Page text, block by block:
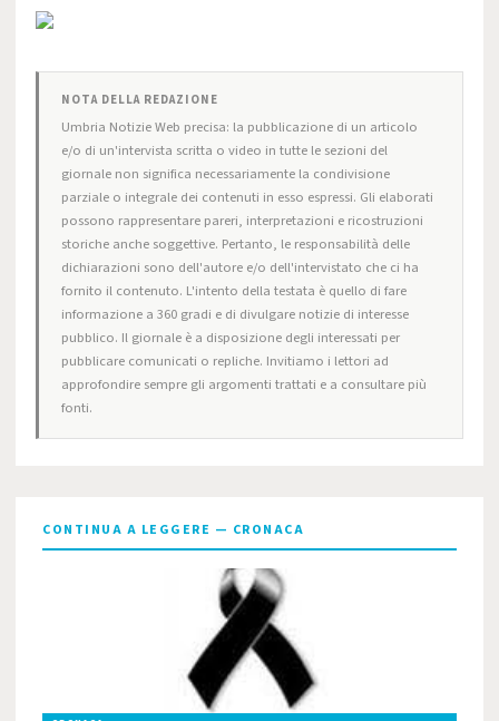
NOTA DELLA REDAZIONE
Umbria Notizie Web precisa: la pubblicazione di un articolo
e/o di un'intervista scritta o video in tutte le sezioni del
giornale non significa necessariamente la condivisione
parziale o integrale dei contenuti in esso espressi. Gli elaborati
possono rappresentare pareri, interpretazioni e ricostruzioni
storiche anche soggettive. Pertanto, le responsabilità delle
dichiarazioni sono dell'autore e/o dell'intervistato che ci ha
fornito il contenuto. L'intento della testata è quello di fare
informazione a 360 gradi e di divulgare notizie di interesse
pubblico. Il giornale è a disposizione degli interessati per
pubblicare comunicati o repliche. Invitiamo i lettori ad
approfondire sempre gli argomenti trattati e a consultare più
fonti.
CONTINUA A LEGGERE — CRONACA